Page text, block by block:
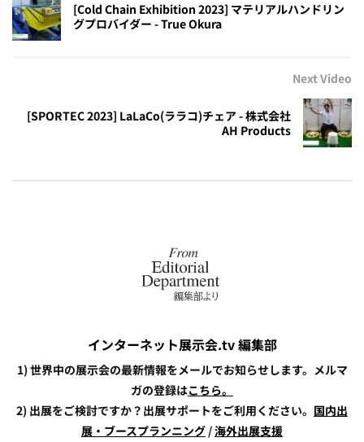
[Cold Chain Exhibition 2023] マテリアルハンドリン
グプロバイダー - True Okura
Next Video
[SPORTEC 2023] LaLaCo(ララコ)チェア - 株式会社
AH Products
インターネット展示会.tv 編集部
1) 世界中の展示会の最新情報をメールでお知らせします。メルマ
ガの登録はこちら。
2) 出展をご検討ですか？出展サポートをご利用ください。 国内出
展・ブースプランニング /海外出展支援